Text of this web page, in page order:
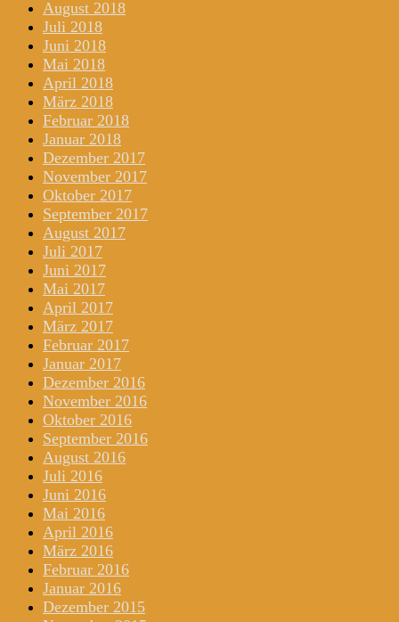
August 2018
Juli 2018
Juni 2018
Mai 2018
April 2018
März 2018
Februar 2018
Januar 2018
Dezember 2017
November 2017
Oktober 2017
September 2017
August 2017
Juli 2017
Juni 2017
Mai 2017
April 2017
März 2017
Februar 2017
Januar 2017
Dezember 2016
November 2016
Oktober 2016
September 2016
August 2016
Juli 2016
Juni 2016
Mai 2016
April 2016
März 2016
Februar 2016
Januar 2016
Dezember 2015